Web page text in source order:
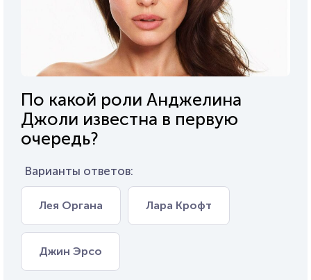
По какой роли Анджелина
Джоли известна в первую
очередь?
Варианты ответов:
Лея Органа Лара Крофт
Джин Эрсо